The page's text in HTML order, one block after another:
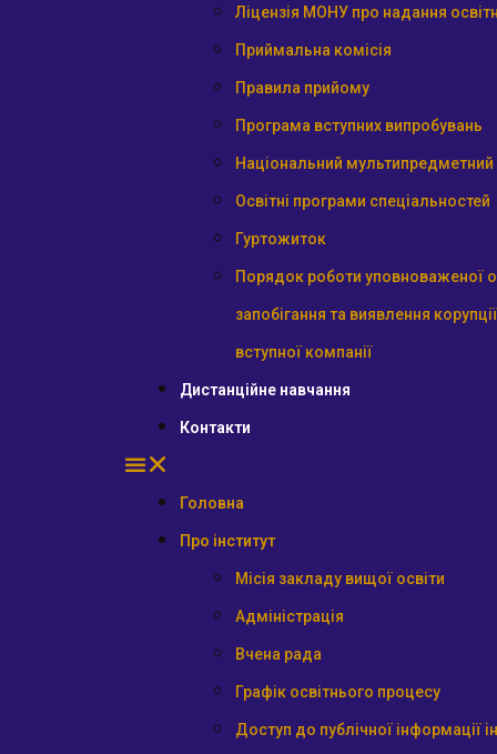
Ліцензія МОНУ про надання
Приймальна комісія
Правила прийому
Програма вступних випробувань
Національний
Освітні програми спеціальностей
Гуртожиток
Порядок роботи уповноваженої
запобігання та виявлення
вступної компанії
Дистанційне навчання
Контакти
Головна
Про інститут
Місія закладу вищої освіти
Адміністрація
Вчена рада
Графік освітнього процесу
Доступ до публічної інформації